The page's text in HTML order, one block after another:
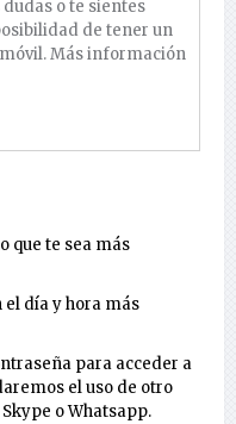
o te sientes
de tener un
Más información
que te sea más
día y hora más
para acceder a
el uso de otro
o Whatsapp.